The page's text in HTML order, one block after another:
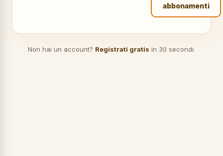
abbonamenti
Non hai un account? Registrati gratis in 30 secondi.